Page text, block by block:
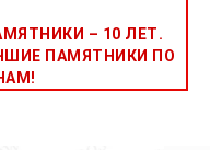
– 10 ЛЕТ.
ПАМЯТНИКИ ПО